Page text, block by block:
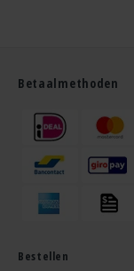
Betaalmethoden
Bestellen